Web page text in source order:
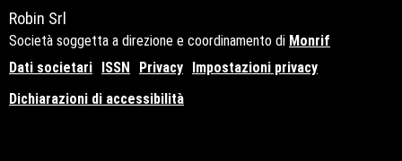
Robin Srl
Società soggetta a direzione e coordinamento di Monrif
Dati societari ISSN Privacy Impostazioni privacy
Dichiarazioni di accessibilità